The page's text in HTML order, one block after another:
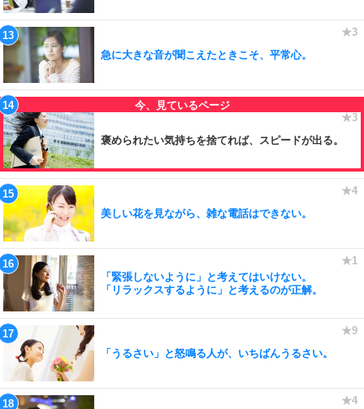
急に大きな音が聞こえたときこそ、平常心。
褒められたい気持ちを捨てれば、スピードが出る。
美しい花を見ながら、雑な電話はできない。
「緊張しないように」と考えてはいけない。
「リラックスするように」と考えるのが正解。
「うるさい」と怒鳴る人が、いちばんうるさい。